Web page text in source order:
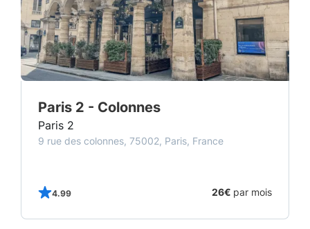
Paris 2 - Colonnes
Paris 2
9 rue des colonnes, 75002, Paris, France
4.99 26€ par mois